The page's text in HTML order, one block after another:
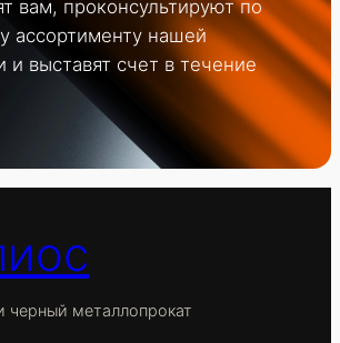
вам, проконсультируют по
ассортименту нашей
и выставят счет в течение
металлопрокат